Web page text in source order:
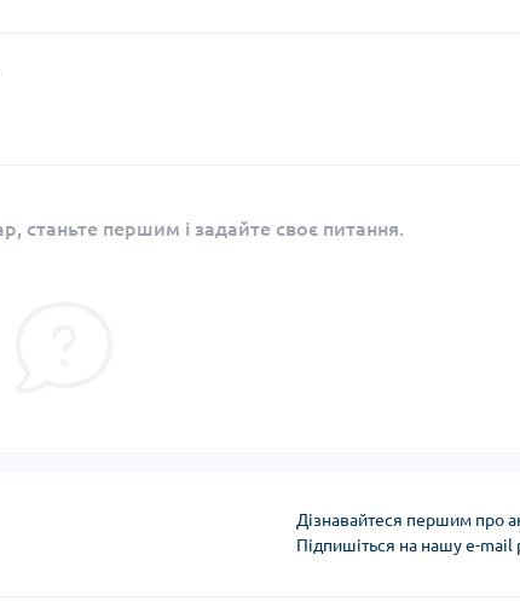
станьте першим і задайте своє питання.
Дізнавайтеся першим про
Підпишіться на нашу e-mail